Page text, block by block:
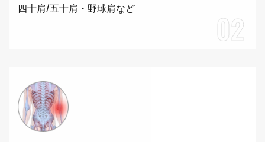
四十肩/五十肩・野球肩など
02